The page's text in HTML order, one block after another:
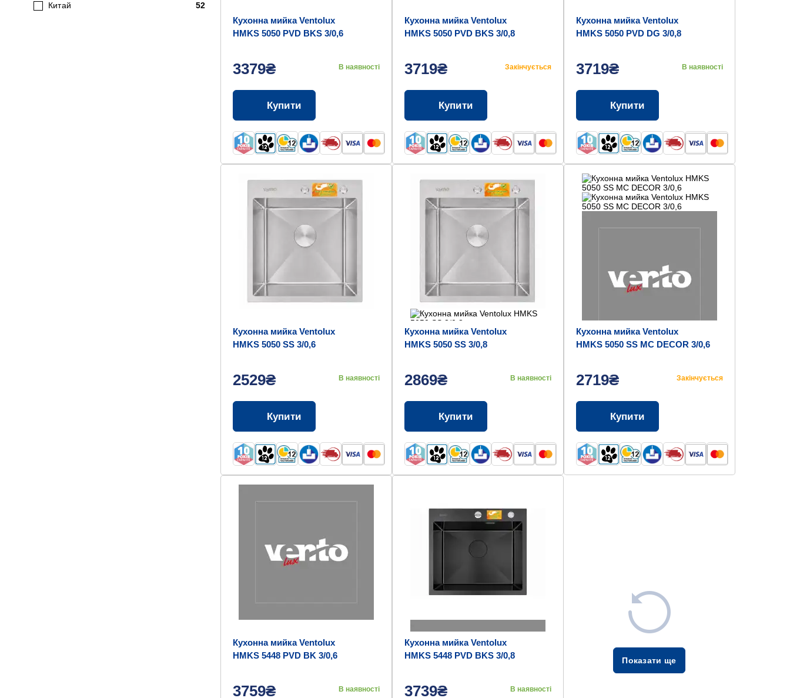
Китай 52
Кухонна мийка Ventolux
HMKS 5050 PVD BKS 3/0,6
3379₴ В наявності
Купити
Кухонна мийка Ventolux
HMKS 5050 PVD BKS 3/0,8
3719₴ Закінчується
Купити
Кухонна мийка Ventolux
HMKS 5050 PVD DG 3/0,8
3719₴ В наявності
Купити
Кухонна мийка Ventolux
HMKS 5050 SS 3/0,6
2529₴ В наявності
Купити
Кухонна мийка Ventolux
HMKS 5050 SS 3/0,8
2869₴ В наявності
Купити
Кухонна мийка Ventolux
HMKS 5050 SS MC DECOR 3/0,6
2719₴ Закінчується
Купити
Кухонна мийка Ventolux
HMKS 5448 PVD BK 3/0,6
3759₴ В наявності
Кухонна мийка Ventolux
HMKS 5448 PVD BKS 3/0,8
3739₴ В наявності
Показати ще